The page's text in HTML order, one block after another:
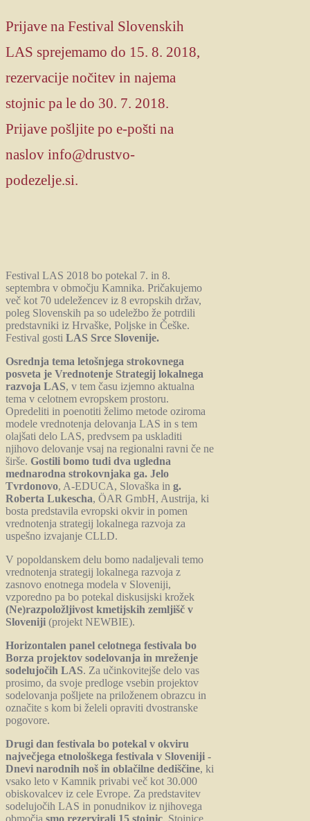
Prijave na Festival Slovenskih
LAS sprejemamo do 15. 8. 2018,
rezervacije nočitev in najema
stojnic pa le do 30. 7. 2018.
Prijave pošljite po e-pošti na
naslov info@drustvo-
podezelje.si.
Festival LAS 2018 bo potekal 7. in 8.
septembra v območju Kamnika. Pričakujemo
več kot 70 udeležencev iz 8 evropskih držav,
poleg Slovenskih pa so udeležbo že potrdili
predstavniki iz Hrvaške, Poljske in Češke.
Festival gosti LAS Srce Slovenije.
Osrednja tema letošnjega strokovnega
posveta je Vrednotenje Strategij lokalnega
razvoja LAS, v tem času izjemno aktualna
tema v celotnem evropskem prostoru.
Opredeliti in poenotiti želimo metode oziroma
modele vrednotenja delovanja LAS in s tem
olajšati delo LAS, predvsem pa uskladiti
njihovo delovanje vsaj na regionalni ravni če ne
širše. Gostili bomo tudi dva ugledna
mednarodna strokovnjaka ga. Jelo
Tvrdonovo, A-EDUCA, Slovaška in g.
Roberta Lukescha, ÖAR GmbH, Austrija, ki
bosta predstavila evropski okvir in pomen
vrednotenja strategij lokalnega razvoja za
uspešno izvajanje CLLD.
V popoldanskem delu bomo nadaljevali temo
vrednotenja strategij lokalnega razvoja z
zasnovo enotnega modela v Sloveniji,
vzporedno pa bo potekal diskusijski krožek
(Ne)razpoložljivost kmetijskih zemljišč v
Sloveniji (projekt NEWBIE).
Horizontalen panel celotnega festivala bo
Borza projektov sodelovanja in mreženje
sodelujočih LAS. Za učinkovitejše delo vas
prosimo, da svoje predloge vsebin projektov
sodelovanja pošljete na priloženem obrazcu in
označite s kom bi želeli opraviti dvostranske
pogovore.
Drugi dan festivala bo potekal v okviru
največjega etnološkega festivala v Sloveniji -
Dnevi narodnih noš in oblačilne dediščine, ki
vsako leto v Kamnik privabi več kot 30.000
obiskovalcev iz cele Evrope. Za predstavitev
sodelujočih LAS in ponudnikov iz njihovega
območja smo rezervirali 15 stojnic. Stojnice